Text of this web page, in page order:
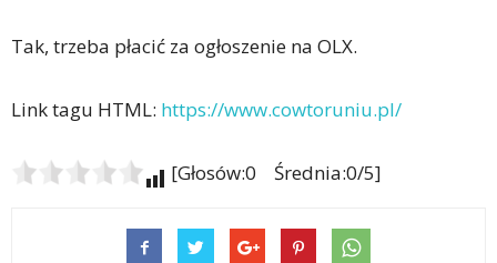
Tak, trzeba płacić za ogłoszenie na OLX.
Link tagu HTML: https://www.cowtoruniu.pl/
[Głosów:0 Średnia:0/5]